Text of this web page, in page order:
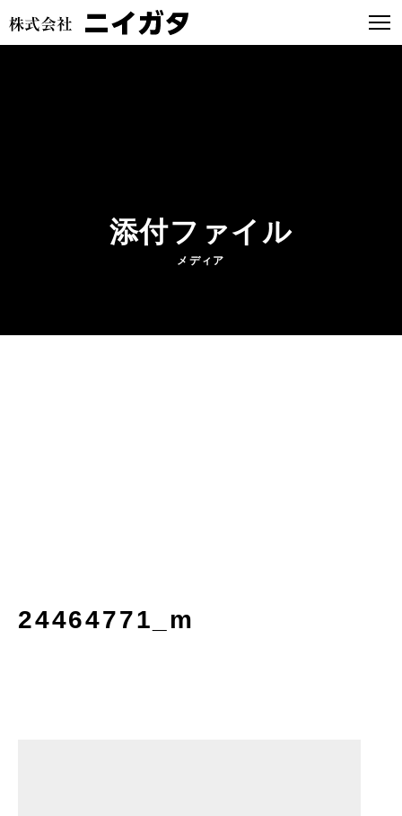
添付ファイル
メディア
24464771_m